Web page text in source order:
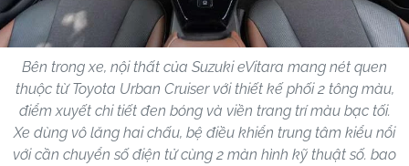
Bên trong xe, nội thất của Suzuki eVitara mang nét quen
thuộc từ Toyota Urban Cruiser với thiết kế phối 2 tông màu,
điểm xuyết chi tiết đen bóng và viền trang trí màu bạc tối.
Xe dùng vô lăng hai chấu, bệ điều khiển trung tâm kiểu nổi
với cần chuyển số điện tử cùng 2 màn hình kỹ thuật số. bao